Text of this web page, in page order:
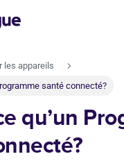
les appareils
santé connecté?
qu’un